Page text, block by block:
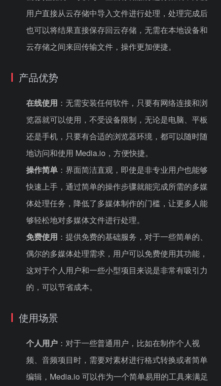
用户直接从云存储中导入文件进行处理，处理完成后
也可以将结果直接保存回云存储，无需在本地设备和
云存储之间来回传输文件，操作更加便捷。
产品优势
在线使用 ：无需安装任何软件，只要有网络连接和浏
览器就可以使用，不受设备限制，无论是电脑、平板
还是手机，只要有合适的浏览器环境，都可以随时随
地访问和使用 Media.io，方便快捷。
操作简单 ：界面简洁直观，即使是非专业用户也能够
快速上手，通过简单的操作步骤就能完成所需的多媒
体处理任务，降低了多媒体制作的门槛，让更多人能
够轻松地对多媒体文件进行处理。
免费使用 ：提供免费的基础服务，对于一些简单的、
偶尔的多媒体处理需求，用户可以免费使用其功能，
这对于个人用户和一些小型项目来说是非常有吸引力
的，可以节省成本。
使用场景
个人用户 ：对于一些普通用户，比如在制作个人视
频、音频项目时，需要对素材进行格式转换或者简单
编辑，Media.io 可以作为一个简单易用的工具来满足